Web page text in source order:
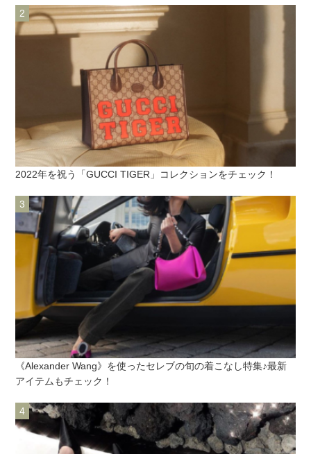
2022年を祝う「GUCCI TIGER」コレクションをチェック！
《Alexander Wang》を使ったセレブの旬の着こなし特集♪最新
アイテムもチェック！